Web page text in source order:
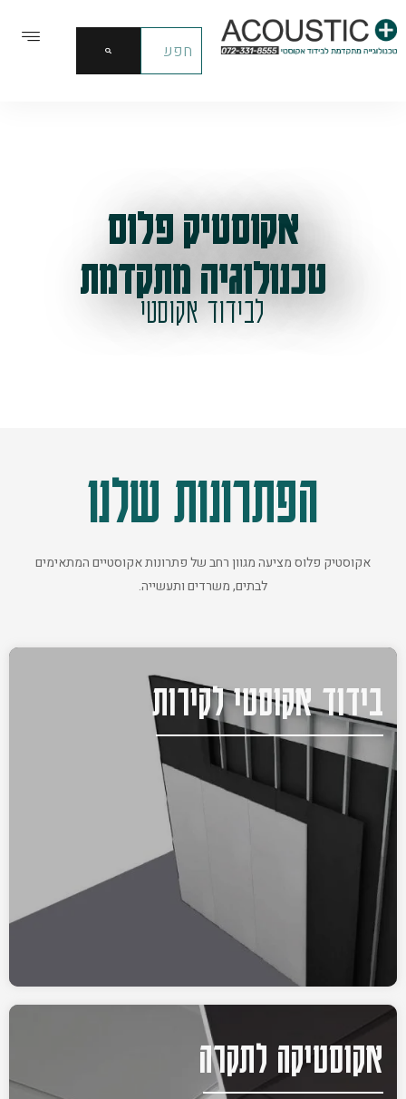
אקוסטיק פלוס
טכנולוגיה מתקדמת
לבידוד אקוסטי
הפתרונות שלנו
אקוסטיק פלוס מציעה מגוון רחב של פתרונות אקוסטיים המתאימים
לבתים, משרדים ותעשייה.
בידוד אקוסטי לקירות
אקוסטיקה לתקרה